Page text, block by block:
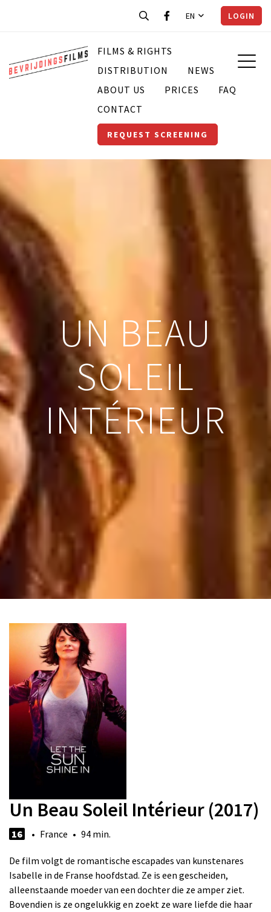
EN LOGIN
FILMS & RIGHTS
DISTRIBUTION
NEWS
ABOUT US
PRICES
FAQ
CONTACT
REQUEST SCREENING
UN BEAU
SOLEIL
INTÉRIEUR
Un Beau Soleil Intérieur (2017)
16 • France • 94 min.
De film volgt de romantische escapades van kunstenares
Isabelle in de Franse hoofdstad. Ze is een gescheiden,
alleenstaande moeder van een dochter die ze amper ziet.
Bovendien is ze ongelukkig en zoekt ze ware liefde die haar